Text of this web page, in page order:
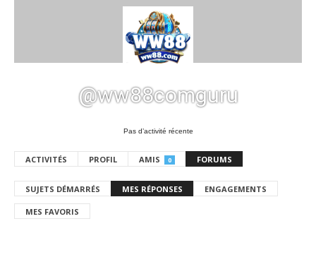
@ww88comguru
Pas d’activité récente
ACTIVITÉS PROFIL AMIS 0 FORUMS
SUJETS DÉMARRÉS MES RÉPONSES ENGAGEMENTS
MES FAVORIS